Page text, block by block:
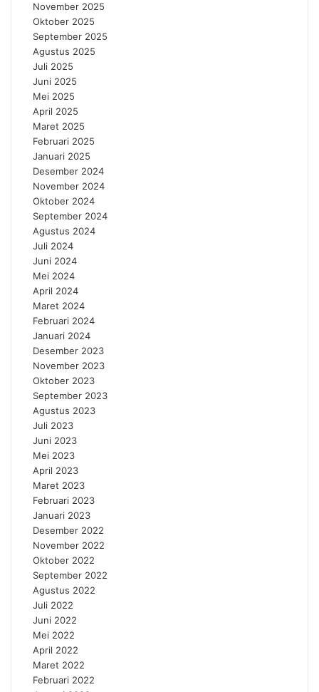
November 2025
Oktober 2025
September 2025
Agustus 2025
Juli 2025
Juni 2025
Mei 2025
April 2025
Maret 2025
Februari 2025
Januari 2025
Desember 2024
November 2024
Oktober 2024
September 2024
Agustus 2024
Juli 2024
Juni 2024
Mei 2024
April 2024
Maret 2024
Februari 2024
Januari 2024
Desember 2023
November 2023
Oktober 2023
September 2023
Agustus 2023
Juli 2023
Juni 2023
Mei 2023
April 2023
Maret 2023
Februari 2023
Januari 2023
Desember 2022
November 2022
Oktober 2022
September 2022
Agustus 2022
Juli 2022
Juni 2022
Mei 2022
April 2022
Maret 2022
Februari 2022